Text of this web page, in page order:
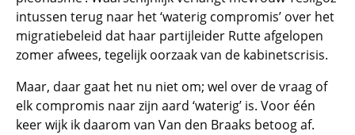
intussen terug naar het ‘waterig compromis’ over het
migratiebeleid dat haar partijleider Rutte afgelopen
zomer afwees, tegelijk oorzaak van de kabinetscrisis.
Maar, daar gaat het nu niet om; wel over de vraag of
elk compromis naar zijn aard ‘waterig’ is. Voor één
keer wijk ik daarom van Van den Braaks betoog af.